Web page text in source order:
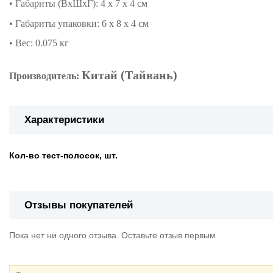
• Габариты (ВхШхГ): 4 x 7 x 4 см
• Габариты упаковки: 6 x 8 x 4 см
• Вес: 0.075 кг
Производитель: Китай (Тайвань)
Характеристики
Кол-во тест-полосок, шт.
Отзывы покупателей
Пока нет ни одного отзыва. Оставьте отзыв первым